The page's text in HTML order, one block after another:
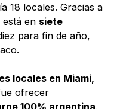
18 locales. Gracias a
en siete
para fin de año,
locales en Miami,
ofrecer